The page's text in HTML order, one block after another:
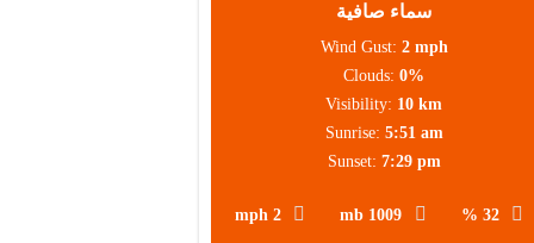
سماء صافية
32 %
1009 mb
2 mph
Wind Gust: 2 mph
Clouds: 0%
Visibility: 10 km
Sunrise: 5:51 am
Sunset: 7:29 pm